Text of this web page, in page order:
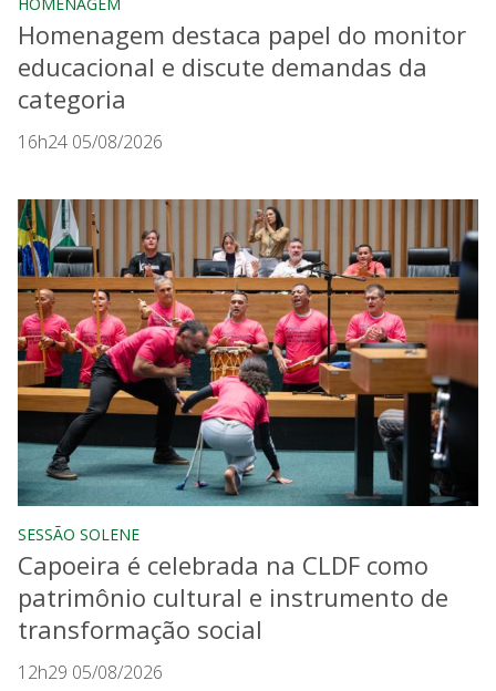
Homenagem destaca papel do monitor
educacional e discute demandas da
categoria
16h24 05/08/2026
SESSÃO SOLENE
Capoeira é celebrada na CLDF como
patrimônio cultural e instrumento de
transformação social
12h29 05/08/2026